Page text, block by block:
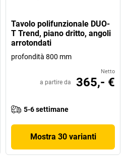
Tavolo polifunzionale DUO-
T Trend, piano dritto, angoli
arrotondati
profondità 800 mm
Netto
a partire da 365,- €
5-6 settimane
Mostra 30 varianti